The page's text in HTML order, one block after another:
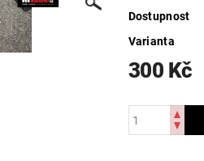
Dostupnost
Varianta
300 Kč